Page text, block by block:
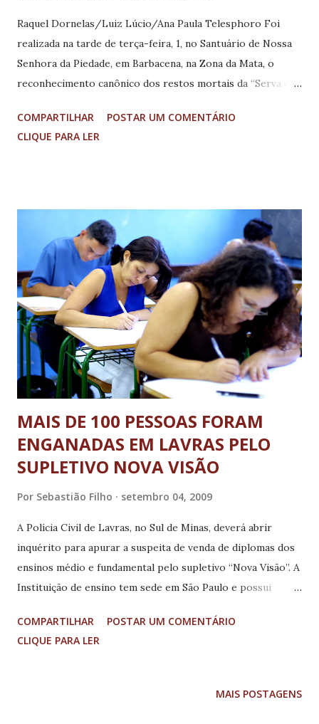
Raquel Dornelas/Luiz Lúcio/Ana Paula Telesphoro Foi
realizada na tarde de terça-feira, 1, no Santuário de Nossa
Senhora da Piedade, em Barbacena, na Zona da Mata, o
reconhecimento canônico dos restos mortais da “Serva de
encerramento da fase diocesana do processo de
canonização da jovem. A solenidade foi aberta pelo Bispo da
centro do Santuário para apreciação dos presentes.
Também foram reconhecidos e lacrados os documentos
pertencentes ao processo. Eles serão levados a Roma e
entregues à Congregação da Causa dos Santos, dando
continuidade à canonização da jovem. O diácono Antônio
Rodrigues do Prado fez a leitura do pergaminho da ata,
documento de autenticação dos restos mortais de Isabel
que, juntamente com as relíquias, será depositado na Capela
de Nosso Senhor dos Passos, no...
COMPARTILHAR
POSTAR UM COMENTÁRIO
CLIQUE PARA LER
MAIS DE 100 PESSOAS FORAM
ENGANADAS EM LAVRAS PELO
SUPLETIVO NOVA VISÃO
Por Sebastião Filho setembro 04, 2009
A Polícia Civil de Lavras, no Sul de Minas, deverá abrir
inquérito para apurar a suspeita de venda de diplomas dos
ensinos médio e fundamental pelo supletivo “Nova Visão”. A
Instituição de ensino tem sede em São Paulo e possui
garantia é de diploma em até seis meses. Na cidade, mais de
100 pessoas que pagaram R$ 800 foram lesadas. Em Pouso
COMPARTILHAR
POSTAR UM COMENTÁRIO
CLIQUE PARA LER
MAIS POSTAGENS